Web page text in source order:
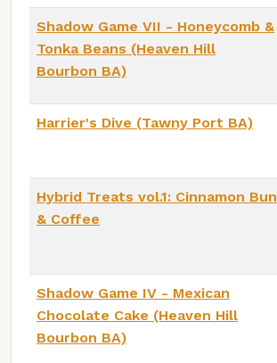
Shadow Game VII - Honeycomb &
Tonka Beans (Heaven Hill
Bourbon BA)
Harrier's Dive (Tawny Port BA)
Hybrid Treats vol.1: Cinnamon Bun
& Coffee
Shadow Game IV - Mexican
Chocolate Cake (Heaven Hill
Bourbon BA)